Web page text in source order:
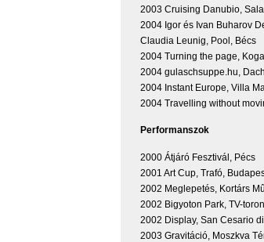
2003 Cruising Danubio,
2004 Igor és Ivan Buharov
Claudia Leunig, Pool, Bécs
2004 Turning the page,
2004 gulaschsuppe.hu,
2004 Instant Europe, Villa
2004 Travelling without
Performanszok
2000 Átjáró Fesztivál, Pécs
2001 Art Cup, Trafó,
2002 Meglepetés, Kortárs
2002 Bigyoton Park, TV-
2002 Display, San Cesario
2003 Gravitáció, Moszkva